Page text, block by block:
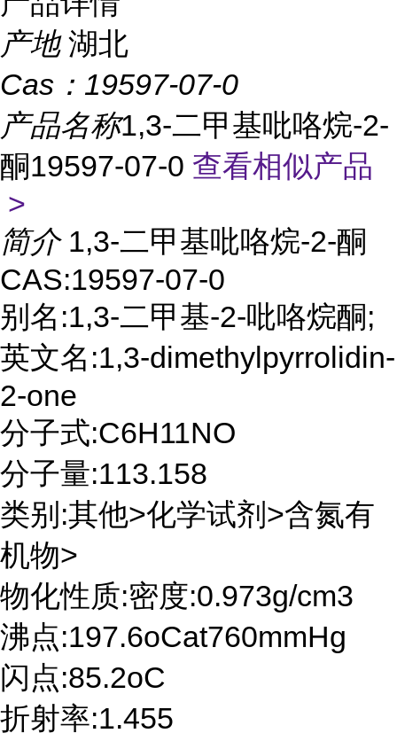
产地 湖北
Cas： 19597-07-0
产品名称1,3-二甲基吡咯烷-2-
酮19597-07-0 查看相似产品
>
简介 1,3-二甲基吡咯烷-2-酮
CAS:19597-07-0
别名:1,3-二甲基-2-吡咯烷酮;
英文名:1,3-dimethylpyrrolidin-
2-one
分子式:C6H11NO
分子量:113.158
类别:其他>化学试剂>含氮有
机物>
物化性质:密度:0.973g/cm3
沸点:197.6oCat760mmHg
闪点:85.2oC
折射率:1.455